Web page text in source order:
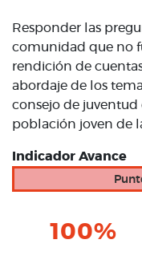
Responder las
comunidad que no
rendición de
abordaje de los
consejo de
población joven de
Indicador Avance
100%